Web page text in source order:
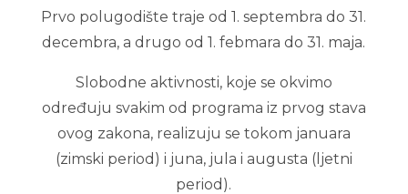
Prvo polugodište traje od 1. septembra do 31.
decembra, a drugo od 1. febmara do 31. maja.
Slobodne aktivnosti, koje se okvimo
određuju svakim od programa iz prvog stava
ovog zakona, realizuju se tokom januara
(zimski period) i juna, jula i augusta (ljetni
period).